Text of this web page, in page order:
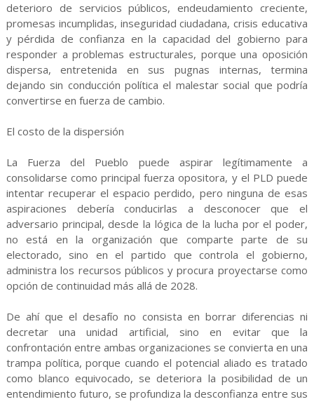
deterioro de servicios públicos, endeudamiento creciente,
promesas incumplidas, inseguridad ciudadana, crisis educativa
y pérdida de confianza en la capacidad del gobierno para
responder a problemas estructurales, porque una oposición
dispersa, entretenida en sus pugnas internas, termina
dejando sin conducción política el malestar social que podría
convertirse en fuerza de cambio.
El costo de la dispersión
La Fuerza del Pueblo puede aspirar legítimamente a
consolidarse como principal fuerza opositora, y el PLD puede
intentar recuperar el espacio perdido, pero ninguna de esas
aspiraciones debería conducirlas a desconocer que el
adversario principal, desde la lógica de la lucha por el poder,
no está en la organización que comparte parte de su
electorado, sino en el partido que controla el gobierno,
administra los recursos públicos y procura proyectarse como
opción de continuidad más allá de 2028.
De ahí que el desafío no consista en borrar diferencias ni
decretar una unidad artificial, sino en evitar que la
confrontación entre ambas organizaciones se convierta en una
trampa política, porque cuando el potencial aliado es tratado
como blanco equivocado, se deteriora la posibilidad de un
entendimiento futuro, se profundiza la desconfianza entre sus